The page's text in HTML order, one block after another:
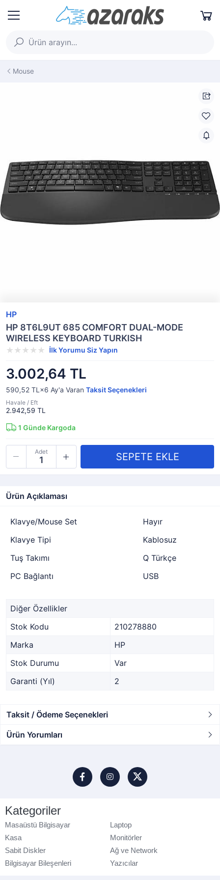
Mouse
HP
HP 8T6L9UT 685 COMFORT DUAL-MODE
WIRELESS KEYBOARD TURKISH
İlk Yorumu Siz Yapın
3.002,64 TL
590,52 TL×6 Ay'a Varan Taksit Seçenekleri
Havale / Eft
2.942,59 TL
1 Günde Kargoda
Adet
Ürün Açıklaması
Klavye/Mouse Set
Hayır
Klavye Tipi
Kablosuz
Tuş Takımı
Q Türkçe
PC Bağlantı
USB
Diğer Özellikler
Stok Kodu
210278880
Marka
HP
Stok Durumu
Var
Garanti (Yıl)
2
Taksit / Ödeme Seçenekleri
Ürün Yorumları
Kategoriler
Masaüstü Bilgisayar
Laptop
Kasa
Monitörler
Sabit Diskler
Ağ ve Network
Bilgisayar Bileşenleri
Yazıcılar